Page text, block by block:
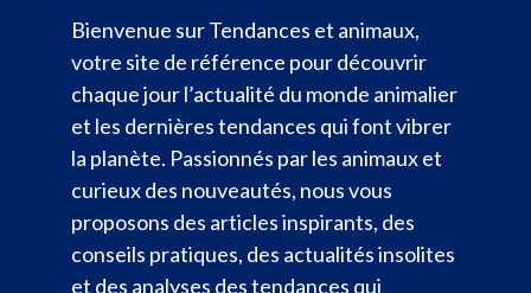
Bienvenue sur Tendances et animaux,
votre site de référence pour découvrir
chaque jour l’actualité du monde animalier
et les dernières tendances qui font vibrer
la planète. Passionnés par les animaux et
curieux des nouveautés, nous vous
proposons des articles inspirants, des
conseils pratiques, des actualités insolites
et des analyses des tendances qui